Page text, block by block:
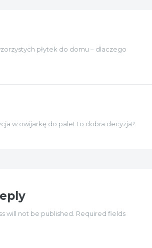
płytek do domu – dlaczego
w owijarkę do palet to dobra decyzja?
will not be published. Required fields